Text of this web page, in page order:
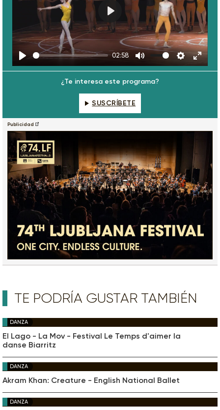
Play
02:58
Mute Settings
Enter
Play
¿Te interesa este programa?
SUSCRÍBETE
Publicidad
TE PODRÍA GUSTAR TAMBIÉN
DANZA
El Lago - La Mov - Festival Le Temps d'aimer la
danse Biarritz
DANZA
Akram Khan: Creature - English National Ballet
DANZA